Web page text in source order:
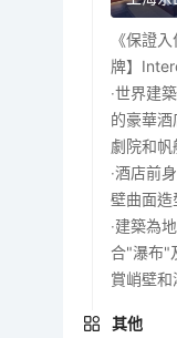
《保證
牌】
‧世界建
的豪華
劇院和帆
‧酒店前
壁曲面造
‧建築為
合"瀑布"
賞峭壁和
其他